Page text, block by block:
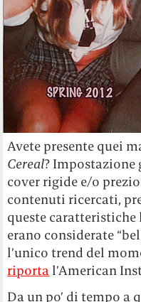
Avete presente quei
Cereal? Impostazione
cover rigide e/o
contenuti ricercati,
queste
erano considerate
l’unico trend del
riporta l’American
Da un po’ di tempo